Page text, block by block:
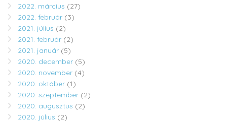
2022. március (27)
2022. február (3)
2021. július (2)
2021. február (2)
2021. január (5)
2020. december (5)
2020. november (4)
2020. október (1)
2020. szeptember (2)
2020. augusztus (2)
2020. július (2)